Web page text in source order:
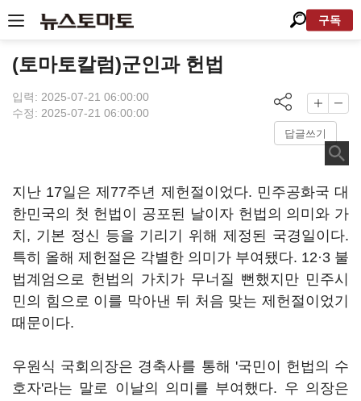
구독
(토마토칼럼)군인과 헌법
입력: 2025-07-21 06:00:00
수정: 2025-07-21 06:00:00
답글쓰기
지난 17일은 제77주년 제헌절이었다. 민주공화국 대
한민국의 첫 헌법이 공포된 날이자 헌법의 의미와 가
치, 기본 정신 등을 기리기 위해 제정된 국경일이다.
특히 올해 제헌절은 각별한 의미가 부여됐다. 12·3 불
법계엄으로 헌법의 가치가 무너질 뻔했지만 민주시
민의 힘으로 이를 막아낸 뒤 처음 맞는 제헌절이었기
때문이다.
우원식 국회의장은 경축사를 통해 '국민이 헌법의 수
호자'라는 말로 이날의 의미를 부여했다. 우 의장은